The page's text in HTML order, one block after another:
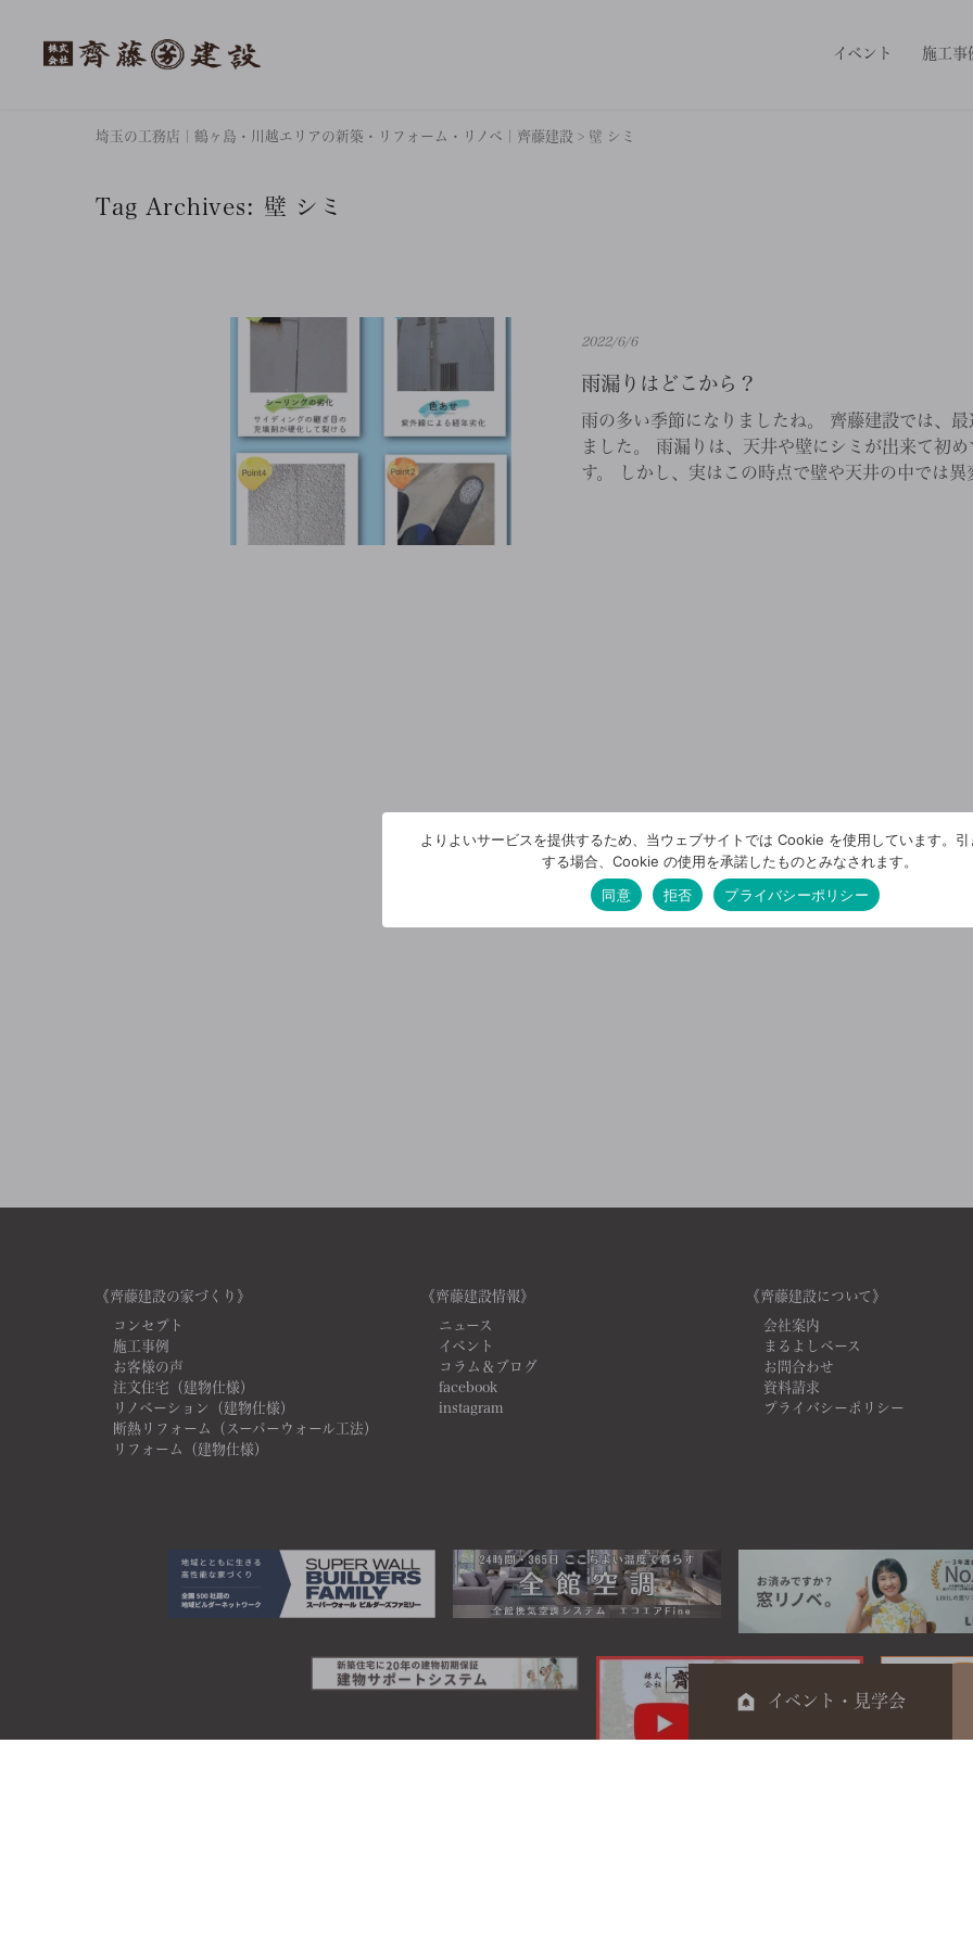
イベント 施工事
埼玉の工務店｜鶴ヶ島・川越エリアの新築・リフォーム・リノベ｜齊藤建設 > 壁 シミ
Tag Archives: 壁 シミ
2022/6/6
雨漏りはどこから？
雨の多い季節になりましたね。 齊藤建設では、
ました。 雨漏りは、天井や壁にシミが出来て初
す。 しかし、実はこの時点で壁や天井の中では
《齊藤建設の家づくり》
コンセプト
施工事例
お客様の声
注文住宅（建物仕様）
リノベーション（建物仕様）
断熱リフォーム（スーパーウォール工法）
リフォーム（建物仕様）
《齊藤建設情報》
ニュース
イベント
コラム＆ブログ
facebook
instagram
《齊藤建設について》
会社案内
まるよしベース
お問合わせ
資料請求
プライバシーポリシー
イベント・見学会
よりよいサービスを提供するため、当ウェブサイトでは Cookie を使用しています。引
する場合、Cookie の使用を承諾したものとみなされます。
同意
拒否 プライバシーポリシー